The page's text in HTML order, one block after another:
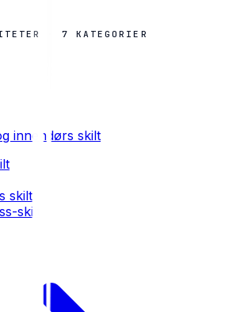
· 7 KATEGORIER
innendørs skilt
skilt
skilt